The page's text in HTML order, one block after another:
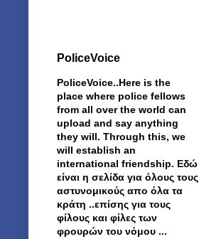
PoliceVoice
PoliceVoice..Here is the
place where police fellows
from all over the world can
upload and say anything
they will. Through this, we
will establish an
international friendship. Εδώ
είναι η σελίδα για όλους τους
αστυνομικούς απο όλα τα
κράτη ..επίσης για τους
φίλους και φίλες των
φρουρών του νόμου ...